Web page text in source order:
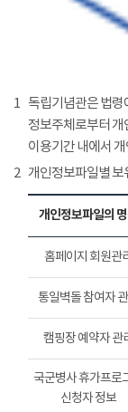
1 독립기념관은 법
정보주체로부터 개
이용기간 내에서
2 개인정보파일별 보
개인정보파일의
홈페이지 회원관
통일벽돌 참여자
캠핑장 예약자 관
국군병사 휴가프로
신청자 정보